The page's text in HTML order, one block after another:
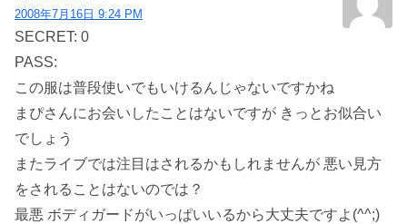
2008年7月16日 9:24 PM
SECRET: 0
PASS:
この服は普段使いでもいけるんじゃないですかね
まぴさんにお会いしたことはないですが きっとお似合い
でしょう
またライブでは注目はされるかもしれませんが 悪い見方
をされることはないのでは？
最悪 ボディガードがいっぱいいるから大丈夫ですよ(^^;)